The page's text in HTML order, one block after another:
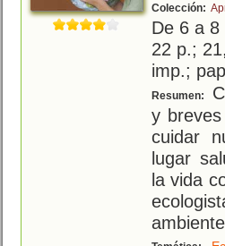
Colección:
De 6 a
22 p.;
imp.;
Resumen:
y
cuidar
lugar
la vida